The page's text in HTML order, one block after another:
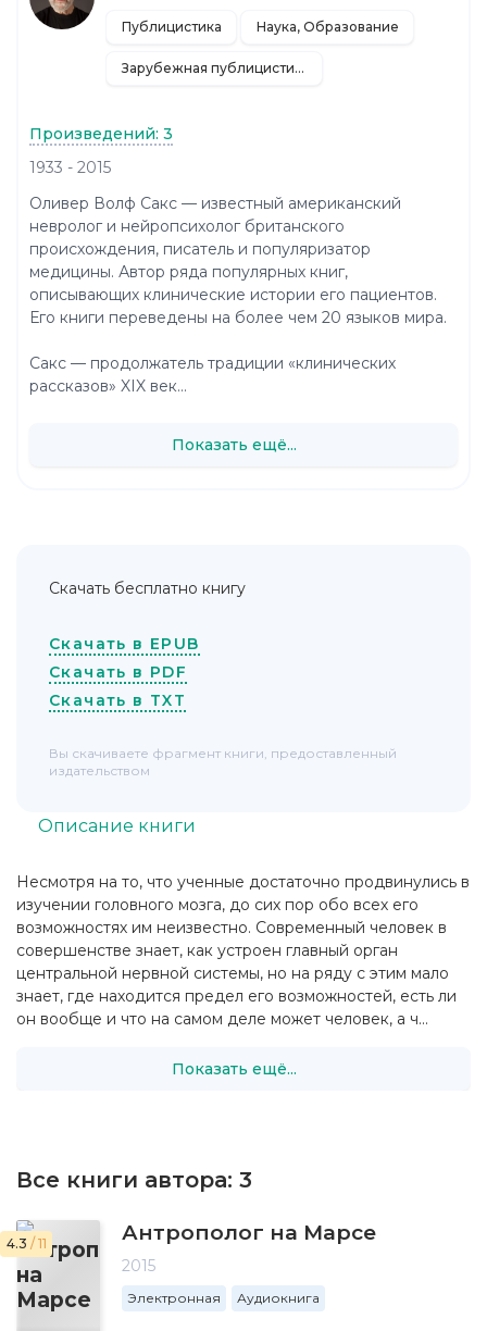
Несмотря на то, что ученные достаточно продвинулись в
изучении головного мозга, до сих пор обо всех его
возможностях им неизвестно. Современный человек в
совершенстве знает, как устроен главный орган
центральной нервной системы, но на ряду с этим мало
знает, где находится предел его возможностей, есть ли
он вообще и что на самом деле может человек, а ч...
Показать ещё...
Описание книги
Все книги автора: 3
4.3 / 11 Антрополог на Марсе
2015
Электронная Аудиокнига
Публицистика Наука, Образование
Зарубежная публицистика
Произведений: 3
1933 - 2015
Оливер Волф Сакс — известный американский
невролог и нейропсихолог британского
происхождения, писатель и популяризатор
медицины. Автор ряда популярных книг,
описывающих клинические истории его пациентов.
Его книги переведены на более чем 20 языков мира.
Сакс — продолжатель традиции «клинических
рассказов» XIX век...
Показать ещё...
Скачать бесплатно книгу
Скачать в EPUB
Скачать в PDF
Скачать в TXT
Вы скачиваете фрагмент книги, предоставленный
издательством